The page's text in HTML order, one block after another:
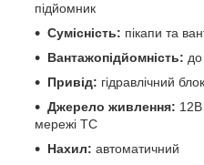
підйомник
Сумісність: пікапи та
Вантажопідйомність: до
Привід: гідравлічний
Джерело живлення: 12В
мережі ТС
Нахил: автоматичний